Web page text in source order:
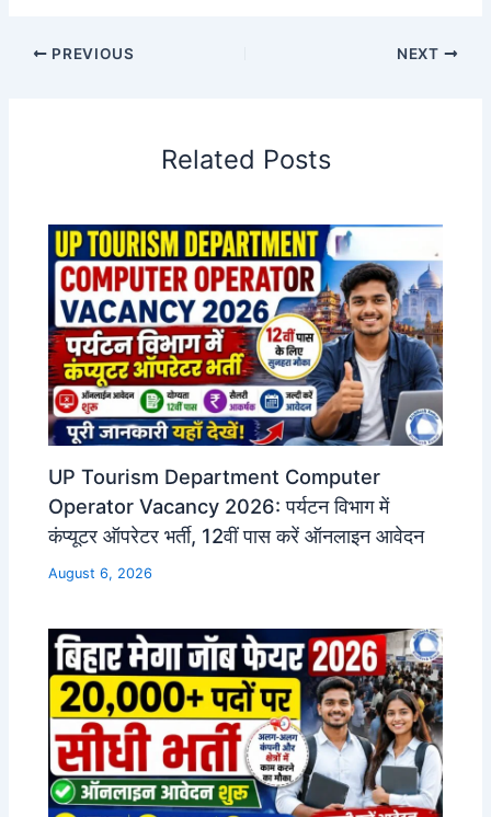
PREVIOUS NEXT
Related Posts
UP Tourism Department Computer
Operator Vacancy 2026: पर्यटन विभाग में
कंप्यूटर ऑपरेटर भर्ती, 12वीं पास करें ऑनलाइन आवेदन
August 6, 2026